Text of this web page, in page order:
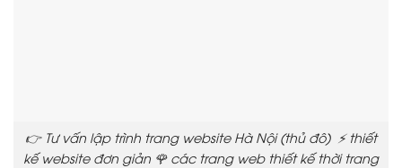
👉 Tư vấn lập trình trang website Hà Nội (thủ đô) ⚡ thiết
kế website đơn giản 🌹 các trang web thiết kế thời trang